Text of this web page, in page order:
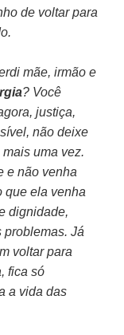
de voltar para
mãe, irmão e
? Você
justiça,
não deixe
uma vez.
e não venha
que ela venha
dignidade,
problemas. Já
voltar para
fica só
a vida das